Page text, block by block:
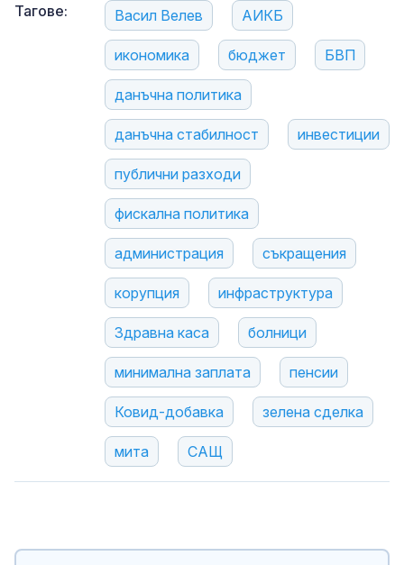
Тагове: Васил Велев АИКБ
икономика бюджет БВП
данъчна политика
данъчна стабилност инвестиции
публични разходи
фискална политика
администрация съкращения
корупция инфраструктура
Здравна каса болници
минимална заплата пенсии
Ковид-добавка зелена сделка
мита САЩ